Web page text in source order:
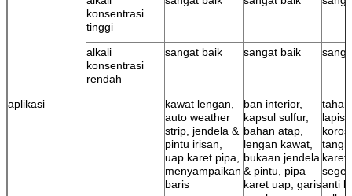
konsentrasi
tinggi
alkali
konsentrasi
rendah
sangat baik sangat baik
aplikasi
kawat lengan,
auto weather
strip, jendela &
pintu irisan,
uap karet pipa,
menyampaikan
baris
ban interior,
kapsul sulfur,
bahan atap,
lengan kawat,
bukaan jendela
& pintu, pipa
karet uap, garis
karet
segel
anti